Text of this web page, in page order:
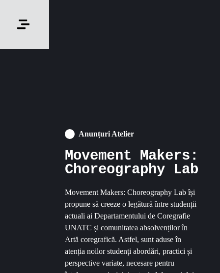
Anunțuri Atelier
Movement Makers:
Choreography Lab
Movement Makers: Choreography Lab își
propune să creeze o legătură între studenții
actuali ai Departamentului de Coregrafie
UNATC și comunitatea absolvenților în
Artă coregrafică. Astfel, sunt aduse în
atenția noilor studenți abordări, practici și
perspective variate, necesare pentru